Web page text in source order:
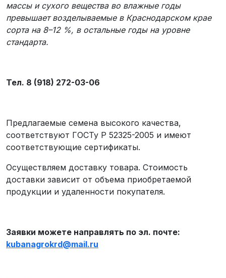
массы и сухого вещества во влажные годы
превышает возделываемые в Краснодарском крае
сорта на 8–12 %, в остальные годы на уровне
стандарта.
Тел. 8 (918) 272-03-06
Предлагаемые семена высокого качества,
соответствуют ГОСТу Р 52325-2005 и имеют
соответствующие сертификаты.
Осуществляем доставку товара. Стоимость
доставки зависит от объема приобретаемой
продукции и удаленности покупателя.
Заявки можете направлять по эл. почте:
kubanagrokrd@mail.ru